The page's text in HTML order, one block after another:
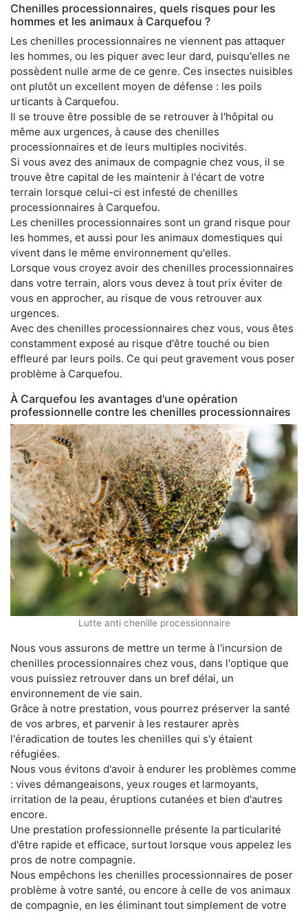
Chenilles processionnaires, quels risques pour les
hommes et les animaux à Carquefou ?
Les chenilles processionnaires ne viennent pas attaquer
les hommes, ou les piquer avec leur dard, puisqu'elles ne
possèdent nulle arme de ce genre. Ces insectes nuisibles
ont plutôt un excellent moyen de défense : les poils
urticants à Carquefou.
Il se trouve être possible de se retrouver à l'hôpital ou
même aux urgences, à cause des chenilles
processionnaires et de leurs multiples nocivités.
Si vous avez des animaux de compagnie chez vous, il se
trouve être capital de les maintenir à l'écart de votre
terrain lorsque celui-ci est infesté de chenilles
processionnaires à Carquefou.
Les chenilles processionnaires sont un grand risque pour
les hommes, et aussi pour les animaux domestiques qui
vivent dans le même environnement qu'elles.
Lorsque vous croyez avoir des chenilles processionnaires
dans votre terrain, alors vous devez à tout prix éviter de
vous en approcher, au risque de vous retrouver aux
urgences.
Avec des chenilles processionnaires chez vous, vous êtes
constamment exposé au risque d'être touché ou bien
effleuré par leurs poils. Ce qui peut gravement vous poser
problème à Carquefou.
À Carquefou les avantages d'une opération
professionnelle contre les chenilles processionnaires
Lutte anti chenille processionnaire
Nous vous assurons de mettre un terme à l'incursion de
chenilles processionnaires chez vous, dans l'optique que
vous puissiez retrouver dans un bref délai, un
environnement de vie sain.
Grâce à notre prestation, vous pourrez préserver la santé
de vos arbres, et parvenir à les restaurer après
l'éradication de toutes les chenilles qui s'y étaient
réfugiées.
Nous vous évitons d'avoir à endurer les problèmes comme
: vives démangeaisons, yeux rouges et larmoyants,
irritation de la peau, éruptions cutanées et bien d'autres
encore.
Une prestation professionnelle présente la particularité
d'être rapide et efficace, surtout lorsque vous appelez les
pros de notre compagnie.
Nous empêchons les chenilles processionnaires de poser
problème à votre santé, ou encore à celle de vos animaux
de compagnie, en les éliminant tout simplement de votre